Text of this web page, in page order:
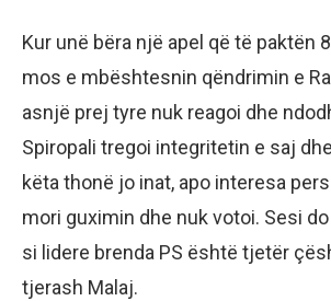
Kur unë bëra një apel që të paktën
mos e mbështesnin qëndrimin e
asnjë prej tyre nuk reagoi dhe
Spiropali tregoi integritetin e saj
këta thonë jo inat, apo interesa
mori guximin dhe nuk votoi. Sesi
si lidere brenda PS është tjetër
tjerash Malaj.